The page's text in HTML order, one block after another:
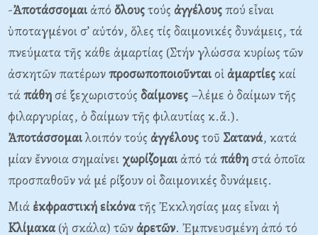
-Ἀποτάσσομαι ἀπό ὅλουςτούς ἀγγέλουςπού εἶναι
ὑποταγμένοι σ’ αὐτόν, ὅλες τίς δαιμονικές δυνάμεις, τά
πνεύματα τῆς κάθε ἁμαρτίας (Στήν γλώσσα κυρίως τῶν
ἀσκητῶν πατέρωνπροσωποποιοῦνταιοἱ ἁμαρτίεςκαί
τάπάθησέ ξεχωριστούς δαίμονες –λέμε ὁ δαίμων τῆς
φιλαργυρίας, ὁ δαίμων τῆς φιλαυτίας κ.ἄ.).
Ἀποτάσσομαιλοιπόν τούς ἀγγέλουςτοῦ Σατανά, κατά
μίαν ἔννοια σημαίνει χωρίζομαι ἀπό τάπάθηστά ὁποῖα
προσπαθοῦν νά μέ ρίξουν οἱ δαιμονικές δυνάμεις.
Μιά ἐκφραστικήεἰκόνατῆς Ἐκκλησίας μας εἶναι ἡ
Κλίμακα (ἡ σκάλα) τῶν ἀρετῶν. Ἐμπνευσμένη ἀπό τό